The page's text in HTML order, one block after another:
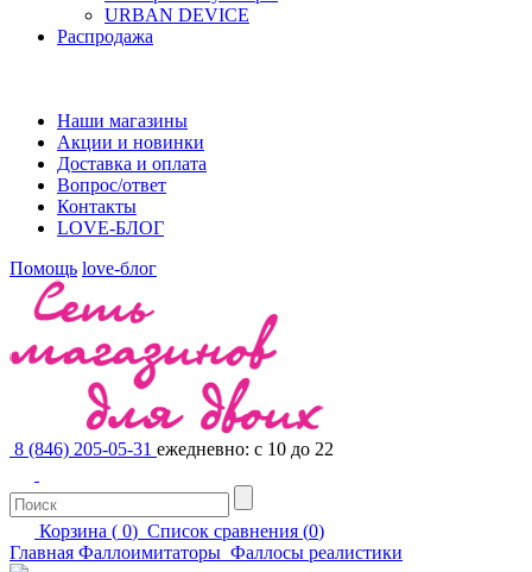
URBAN DEVICE
Распродажа
Наши магазины
Акции и новинки
Доставка и оплата
Вопрос/ответ
Контакты
LOVE-БЛОГ
Помощь love-блог
8 (846) 205-05-31 ежедневно: с 10 до 22
Корзина ( 0) Список сравнения (0)
Главная Фаллоимитаторы Фаллосы реалистики